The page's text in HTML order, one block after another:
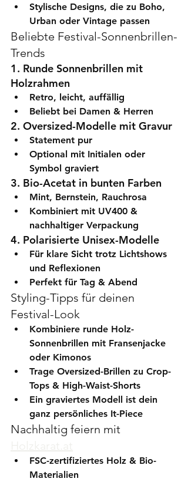
Stylische Designs, die zu Boho,
Urban oder Vintage passen
Beliebte Festival-Sonnenbrillen-
Trends
1. Runde Sonnenbrillen mit
Holzrahmen
Retro, leicht, auffällig
Beliebt bei Damen & Herren
2. Oversized-Modelle mit Gravur
Statement pur
Optional mit Initialen oder
Symbol graviert
3. Bio-Acetat in bunten Farben
Mint, Bernstein, Rauchrosa
Kombiniert mit UV400 &
nachhaltiger Verpackung
4. Polarisierte Unisex-Modelle
Für klare Sicht trotz Lichtshows
und Reflexionen
Perfekt für Tag & Abend
Styling-Tipps für deinen
Festival-Look
Kombiniere runde Holz-
Sonnenbrillen mit Fransenjacke
oder Kimonos
Trage Oversized-Brillen zu Crop-
Tops & High-Waist-Shorts
Ein graviertes Modell ist dein
ganz persönliches It-Piece
Nachhaltig feiern mit
FSC-zertifiziertes Holz & Bio-
Materialien